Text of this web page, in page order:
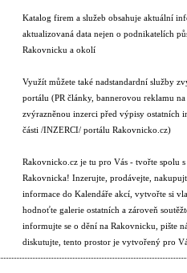
Katalog firem a služeb obsahuje aktuální
aktualizovaná data nejen o podnikatelích
Rakovnicku a okolí
Využít můžete také nadstandardní služby
portálu (PR články, bannerovou reklamu
zvýrazněnou inzerci před výpisy ostatních
části /INZERCI/ portálu Rakovnicko.cz)
Rakovnicko.cz je tu pro Vás - tvořte spolu s
Rakovnicka! Inzerujte, prodávejte,
informace do Kalendáře akcí, vytvořte si
hodnoťte galerie ostatních a zároveň
informujte se o dění na Rakovnicku, pište
diskutujte, tento prostor je vytvořený pro